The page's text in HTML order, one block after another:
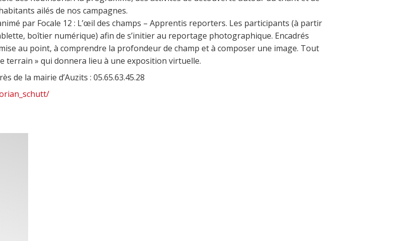
ailés de nos campagnes.
par Focale 12 : L’œil des champs – Apprentis reporters. Les participants (à partir
boîtier numérique) afin de s’initier au reportage photographique. Encadrés
au point, à comprendre la profondeur de champ et à composer une image. Tout
terrain » qui donnera lieu à une exposition virtuelle.
de la mairie d’Auzits : 05.65.63.45.28